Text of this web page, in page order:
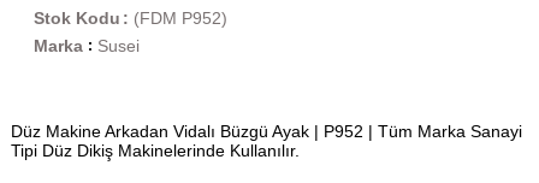
(FDM P952)
Stok Kodu
Marka : Susei
Düz Makine Arkadan Vidalı Büzgü Ayak | P952 | Tüm Marka Sanayi
Tipi Düz Dikiş Makinelerinde Kullanılır.